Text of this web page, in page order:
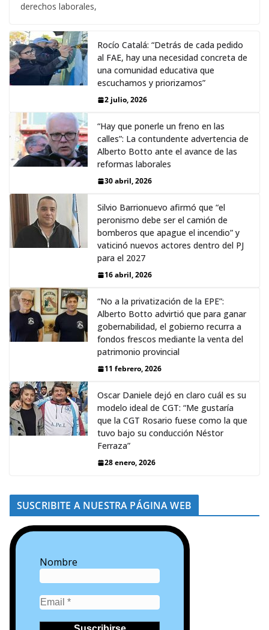
derechos laborales,
Rocío Catalá: “Detrás de cada pedido
al FAE, hay una necesidad concreta de
una comunidad educativa que
escuchamos y priorizamos”
2 julio, 2026
“Hay que ponerle un freno en las
calles”: La contundente advertencia de
Alberto Botto ante el avance de las
reformas laborales
30 abril, 2026
Silvio Barrionuevo afirmó que “el
peronismo debe ser el camión de
bomberos que apague el incendio” y
vaticinó nuevos actores dentro del PJ
para el 2027
16 abril, 2026
“No a la privatización de la EPE”:
Alberto Botto advirtió que para ganar
gobernabilidad, el gobierno recurra a
fondos frescos mediante la venta del
patrimonio provincial
11 febrero, 2026
Oscar Daniele dejó en claro cuál es su
modelo ideal de CGT: “Me gustaría
que la CGT Rosario fuese como la que
tuvo bajo su conducción Néstor
Ferraza”
28 enero, 2026
SUSCRIBITE A NUESTRA PÁGINA WEB
Nombre